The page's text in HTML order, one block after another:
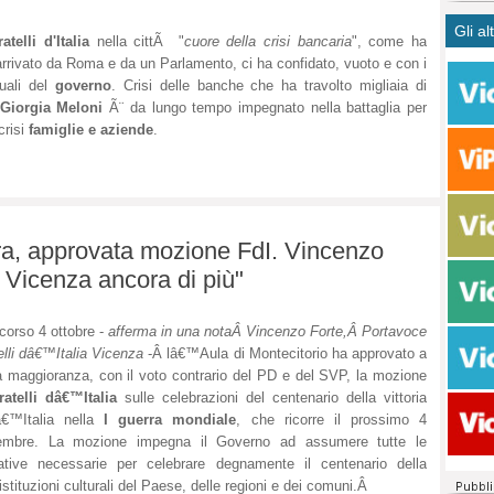
d'Italia nella cittÃ "cuore della crisi bancaria", come ha
da Roma e da un Parlamento, ci ha confidato, vuoto e con i
del governo. Crisi delle banche che ha travolto migliaia di
Giorgia MeloniÃ¨ da lungo tempo impegnato nella battaglia per
famiglie e aziende
approvata mozione FdI. Vincenzo
ancora di più"
4 ottobre - afferma in una notaÂ Vincenzo Forte,Â Portavoce
dâ€™Italia Vicenza -Â lâ€™Aula di Montecitorio ha approvato a
maggioranza, con il voto contrario del PD e del SVP, la mozione
dâ€™Italia sulle celebrazioni del centenario della vittoria
nella I guerra mondiale , che ricorre il prossimo 4
La mozione impegna il Governo ad assumere tutte le
necessarie per celebrare degnamente il centenario della
culturali del Paese, delle regioni e dei comuni.Â
pace
fatto
dei
Gli